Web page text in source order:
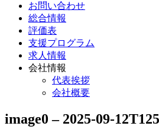
お問い合わせ
総合情報
評価表
支援プログラム
求人情報
会社情報
代表挨拶
会社概要
image0 – 2025-09-